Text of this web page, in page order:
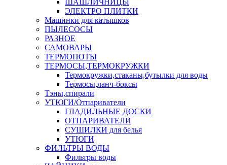
ШАШЛИЧНИЦЫ
ЭЛЕКТРО ПЛИТКИ
Машинки для катышков
ПЫЛЕСОСЫ
РАЗНОЕ
САМОВАРЫ
ТЕРМОПОТЫ
ТЕРМОСЫ,ТЕРМОКРУЖКИ
Термокружки,стаканы,бутылки для воды
Термосы,ланч-боксы
Тэны,спирали
УТЮГИ/Отпариватели
ГЛАДИЛЬНЫЕ ДОСКИ
ОТПАРИВАТЕЛИ
СУШИЛКИ для белья
УТЮГИ
ФИЛЬТРЫ ВОДЫ
Фильтры воды